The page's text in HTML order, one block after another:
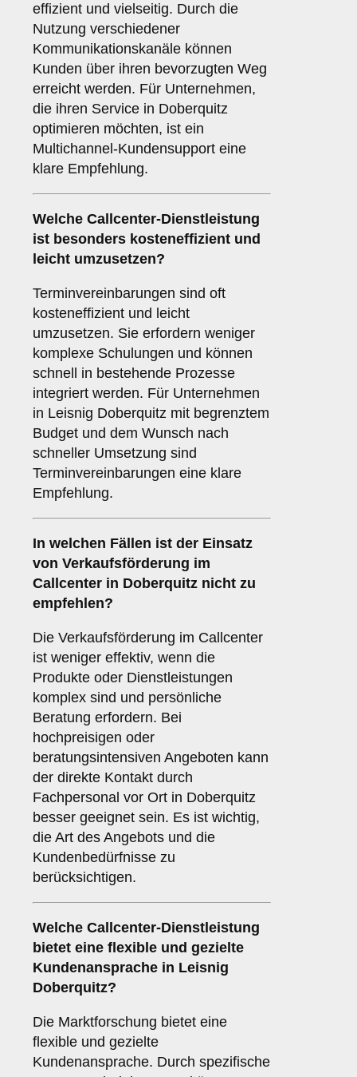
effizient und vielseitig. Durch die
Nutzung verschiedener
Kommunikationskanäle können
Kunden über ihren bevorzugten Weg
erreicht werden. Für Unternehmen,
die ihren Service in Doberquitz
optimieren möchten, ist ein
Multichannel-Kundensupport eine
klare Empfehlung.
Welche Callcenter-Dienstleistung
ist besonders kosteneffizient und
leicht umzusetzen?
Terminvereinbarungen sind oft
kosteneffizient und leicht
umzusetzen. Sie erfordern weniger
komplexe Schulungen und können
schnell in bestehende Prozesse
integriert werden. Für Unternehmen
in Leisnig Doberquitz mit begrenztem
Budget und dem Wunsch nach
schneller Umsetzung sind
Terminvereinbarungen eine klare
Empfehlung.
In welchen Fällen ist der Einsatz
von Verkaufsförderung im
Callcenter in Doberquitz nicht zu
empfehlen?
Die Verkaufsförderung im Callcenter
ist weniger effektiv, wenn die
Produkte oder Dienstleistungen
komplex sind und persönliche
Beratung erfordern. Bei
hochpreisigen oder
beratungsintensiven Angeboten kann
der direkte Kontakt durch
Fachpersonal vor Ort in Doberquitz
besser geeignet sein. Es ist wichtig,
die Art des Angebots und die
Kundenbedürfnisse zu
berücksichtigen.
Welche Callcenter-Dienstleistung
bietet eine flexible und gezielte
Kundenansprache in Leisnig
Doberquitz?
Die Marktforschung bietet eine
flexible und gezielte
Kundenansprache. Durch spezifische